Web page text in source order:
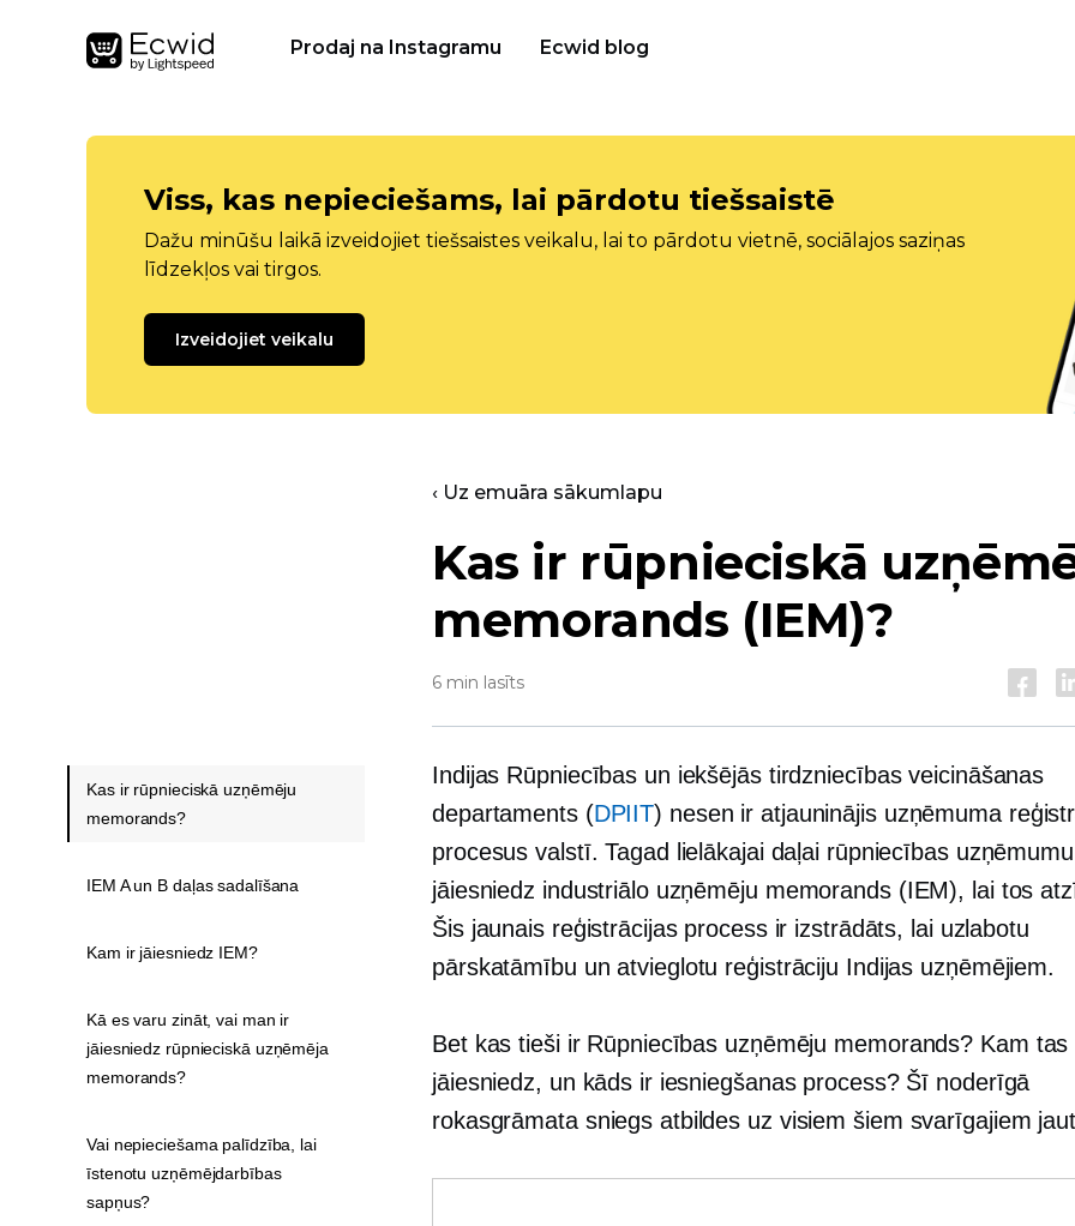
Prodaj na Instagramu Ecwid blog
Viss, kas nepieciešams, lai pārdotu tiešsaistē
Dažu minūšu laikā izveidojiet tiešsaistes veikalu, lai to pārdotu vietnē, sociālajos saziņas
līdzekļos vai tirgos.
Izveidojiet veikalu
‹ Uz emuāra sākumlapu
Kas ir rūpnieciskā
memorands (IEM)?
6 min lasīts
Indijas Rūpniecības un iekšējās tirdzniecības veicināšanas
departaments (DPIIT) nesen ir atjauninājis uzņēmuma
procesus valstī. Tagad lielākajai daļai rūpniecības
jāiesniedz industriālo uzņēmēju memorands (IEM), lai tos
Šis jaunais reģistrācijas process ir izstrādāts, lai uzlabotu
pārskatāmību un atvieglotu reģistrāciju Indijas uzņēmējiem.
Bet kas tieši ir Rūpniecības uzņēmēju memorands? Kam tas
jāiesniedz, un kāds ir iesniegšanas process? Šī noderīgā
rokasgrāmata sniegs atbildes uz visiem šiem svarīgajiem
Kas ir rūpnieciskā uzņēmēju
memorands?
IEM A un B daļas sadalīšana
Kam ir jāiesniedz IEM?
Kā es varu zināt, vai man ir
jāiesniedz rūpnieciskā uzņēmēja
memorands?
Vai nepieciešama palīdzība, lai
īstenotu uzņēmējdarbības
sapņus?